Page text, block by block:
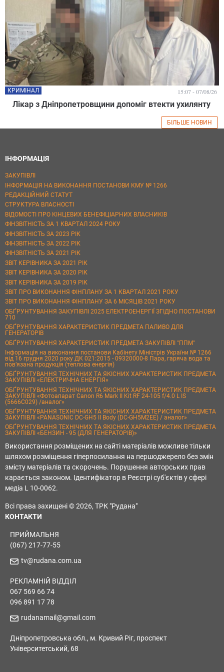
Лікар з Дніпропетровщини допоміг втекти ухилянту
КРИМІНАЛ 15:07 - 07/08/26
БІЛЬШЕ НОВИН
ІНФОРМАЦІЯ
ЗАКУПІВЛІ
ІНФОРМАЦІЯ НА ВИКОНАННЯ ПОСТАНОВИ КМУ № 1266
РЕДАКЦІЙНИЙ СТАТУТ
СТРУКТУРА ВЛАСНОСТІ
ВІДОМОСТІ ПРО КІНЦЕВИХ БЕНЕФІЦІАРНИХ ВЛАСНИКІВ
ФІНЗВІТНІСТЬ ЗА 1 КВАРТАЛ 2024 РОКУ
ФІНЗВІТНІСТЬ ЗА 2023 РІК
ФІНЗВІТНІСТЬ ЗА 2022 РІК
ФІНЗВІТНІСТЬ ЗА 2021 РІК
ЗВІТ КЕРІВНИКА ЗА 2021 РІК
ЗВІТ КЕРІВНИКА ЗА 2020 РІК
ЗВІТ КЕРІВНИКА ЗА 2019 РІК
ЗВІТ ПРО ВИКОНАННЯ ФІНПЛАНУ ЗА 1 КВАРТАЛ 2021 РОКУ
ЗВІТ ПРО ВИКОНАННЯ ФІНПЛАНУ ЗА 6 МІСЯЦІВ 2021 РОКУ
ОБҐРУНТУВАННЯ ЗАКУПІВЛІ 2025 ЕЛЕКТРОЕНЕРГІЇ ЗГІДНО ПОСТАНОВИ
710
ОБҐРУНТУВАННЯ ХАРАКТЕРИСТИК ПРЕДМЕТА ПАЛИВО ДЛЯ
ГЕНЕРАТОРІВ
ОБҐРУНТУВАННЯ ХАРАКТЕРИСТИК ПРЕДМЕТА ЗАКУПІВЛІ "ППМ"
Інформація на виконання постанови Кабінету Міністрів України № 1266
від 16 грудня 2020 року ДК 021:2015 - 09320000-8 Пара, гаряча вода та
пов’язана продукція (теплова енергія)
ОБҐРУНТУВАННЯ ТЕХНІЧНИХ ТА ЯКІСНИХ ХАРАКТЕРИСТИК ПРЕДМЕТА
ЗАКУПІВЛІ «ЕЛЕКТРИЧНА ЕНЕРГІЯ»
ОБҐРУНТУВАННЯ ТЕХНІЧНИХ ТА ЯКІСНИХ ХАРАКТЕРИСТИК ПРЕДМЕТА
ЗАКУПІВЛІ «Фотоапарат Canon R6 Mark II Kit RF 24-105 f/4.0 L IS
(5666C029) /аналог»
ОБҐРУНТУВАННЯ ТЕХНІЧНИХ ТА ЯКІСНИХ ХАРАКТЕРИСТИК ПРЕДМЕТА
ЗАКУПІВЛІ «PANASONIC DC-GH5 II Body (DC-GH5M2EE) / аналог»
ОБҐРУНТУВАННЯ ТЕХНІЧНИХ ТА ЯКІСНИХ ХАРАКТЕРИСТИК ПРЕДМЕТА
ЗАКУПІВЛІ «БЕНЗИН - 95 (ДЛЯ ГЕНЕРАТОРІВ)»
Використання розміщених на сайті матеріалів можливе тільки
шляхом розміщення гіперпосилання на першоджерело без змін
змісту матеріалів та скорочень. Порушення авторських прав
карається законом. Ідентифікатор в Реєстрі суб'єктів у сфері
медіа L 10-0062.
Всі права захищені © 2026, ТРК "Рудана"
КОНТАКТИ
ПРИЙМАЛЬНЯ
(067) 217-77-55
tv@rudana.com.ua
РЕКЛАМНІЙ ВІДДІЛ
067 569 66 74
096 891 17 78
rudanamail@gmail.com
Дніпропетровська обл., м. Кривий Ріг, проспект
Університетський, 68